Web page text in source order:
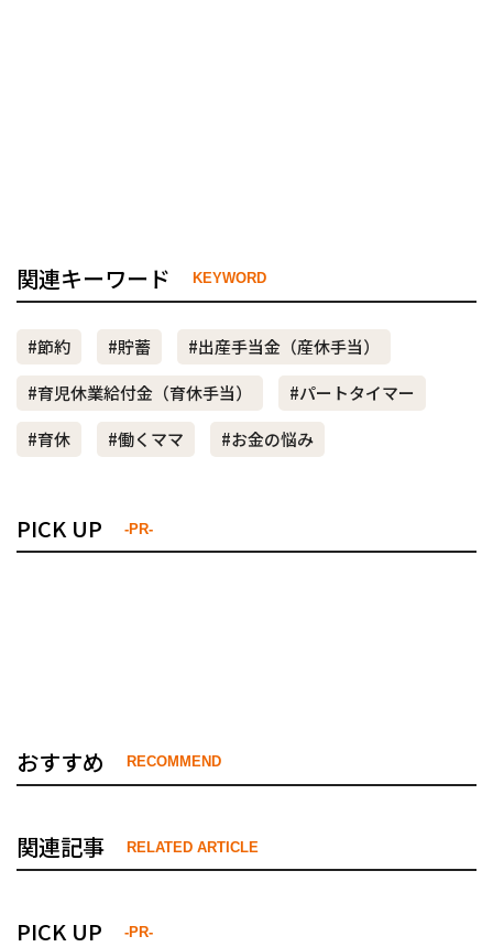
関連キーワード KEYWORD
#節約 #貯蓄
#出産手当金（産休手当）
#育児休業給付金（育休手当）
#パートタイマー
#育休
#働くママ #お金の悩み
PICK UP -PR-
おすすめ RECOMMEND
関連記事 RELATED ARTICLE
PICK UP -PR-